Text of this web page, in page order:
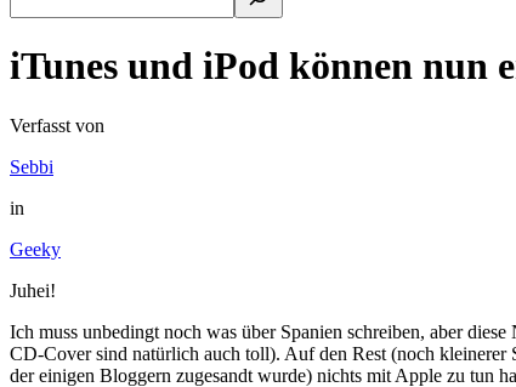
iTunes und iPod können nun
Verfasst von
Sebbi
in
Geeky
Juhei!
Ich muss unbedingt noch was über Spanien schreiben, aber
CD-Cover sind natürlich auch toll). Auf den Rest (noch
der einigen Bloggern zugesandt wurde) nichts mit Apple zu tun